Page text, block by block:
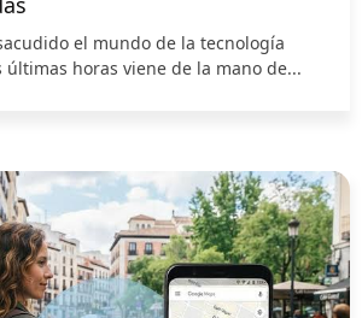
el mundo de la tecnología
horas viene de la mano de...